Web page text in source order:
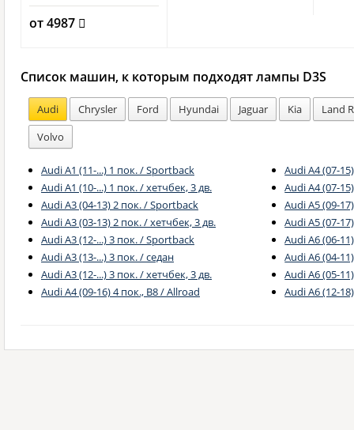
от 4987
Список машин, к которым подходят лампы D3S
Audi Chrysler Ford Hyundai Jaguar Kia
Land
Volvo
Audi A1 (11-...) 1 пок. / Sportback
Audi A1 (10-...) 1 пок. / хетчбек, 3 дв.
Audi A3 (04-13) 2 пок. / Sportback
Audi A3 (03-13) 2 пок. / хетчбек, 3 дв.
Audi A3 (12-...) 3 пок. / Sportback
Audi A3 (13-...) 3 пок. / седан
Audi A3 (12-...) 3 пок. / хетчбек, 3 дв.
Audi A4 (09-16) 4 пок., B8 / Allroad
Audi A4 (07-
Audi A4 (07-
Audi A5 (09-
Audi A5 (07-
Audi A6 (06-
Audi A6 (04-
Audi A6 (05-
Audi A6 (12-